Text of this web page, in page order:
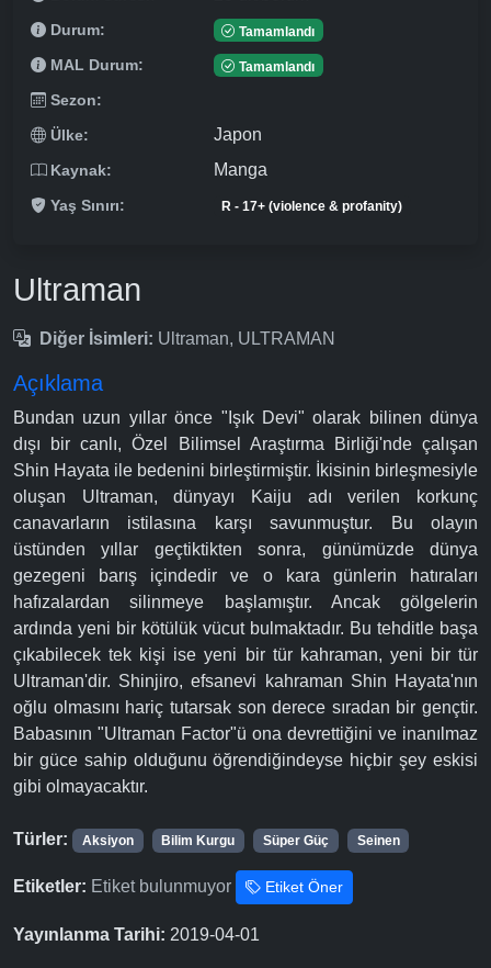
Durum: Tamamlandı
MAL Durum: Tamamlandı
Sezon:
Ülke:
Japon
Kaynak: Manga
Yaş Sınırı: R - 17+ (violence & profanity)
Ultraman
Diğer İsimleri: Ultraman, ULTRAMAN
Açıklama
Bundan uzun yıllar önce "Işık Devi" olarak bilinen dünya
dışı bir canlı, Özel Bilimsel Araştırma Birliği'nde çalışan
Shin Hayata ile bedenini birleştirmiştir. İkisinin birleşmesiyle
oluşan Ultraman, dünyayı Kaiju adı verilen korkunç
canavarların istilasına karşı savunmuştur. Bu olayın
üstünden yıllar geçtiktikten sonra, günümüzde dünya
gezegeni barış içindedir ve o kara günlerin hatıraları
hafızalardan silinmeye başlamıştır. Ancak gölgelerin
ardında yeni bir kötülük vücut bulmaktadır. Bu tehditle başa
çıkabilecek tek kişi ise yeni bir tür kahraman, yeni bir tür
Ultraman'dir. Shinjiro, efsanevi kahraman Shin Hayata'nın
oğlu olmasını hariç tutarsak son derece sıradan bir gençtir.
Babasının "Ultraman Factor"ü ona devrettiğini ve inanılmaz
bir güce sahip olduğunu öğrendiğindeyse hiçbir şey eskisi
gibi olmayacaktır.
Türler: Aksiyon Bilim Kurgu Süper Güç Seinen
Etiketler: Etiket bulunmuyor Etiket Öner
Yayınlanma Tarihi: 2019-04-01